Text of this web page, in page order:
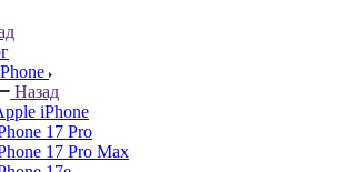
Назад
iPhone
17 Pro
17 Pro Max